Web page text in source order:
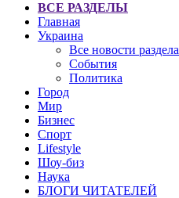
ВСЕ РАЗДЕЛЫ
Главная
Украина
Все новости раздела
События
Политика
Город
Мир
Бизнес
Спорт
Lifestyle
Шоу-биз
Наука
БЛОГИ ЧИТАТЕЛЕЙ